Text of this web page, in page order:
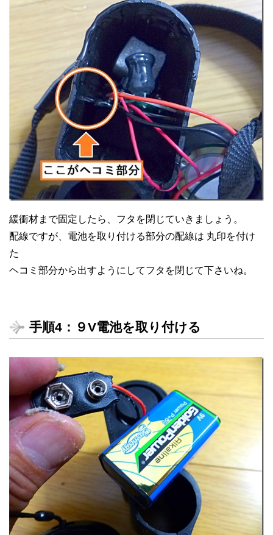
緩衝材まで固定したら、フタを閉じていきましょう。
配線ですが、電池を取り付ける部分の配線は 丸印を付け
た
ヘコミ部分から出すようにしてフタを閉じて下さいね。
手順4：９V電池を取り付ける